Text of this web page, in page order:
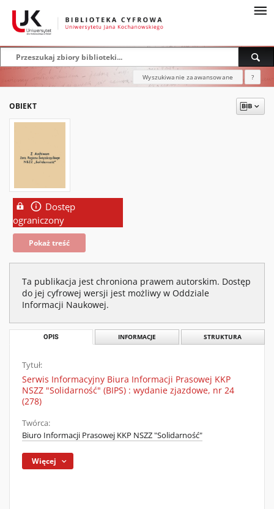
Wyszukiwanie zaawansowane ?
OBIEKT
Dostęp
ograniczony
Pokaż treść
Ta publikacja jest chroniona prawem autorskim. Dostęp
do jej cyfrowej wersji jest możliwy w Oddziale
Informacji Naukowej.
OPIS INFORMACJE STRUKTURA
Tytuł:
Serwis Informacyjny Biura Informacji Prasowej KKP
NSZZ "Solidarność" (BIPS) : wydanie zjazdowe, nr 24
(278)
Twórca:
Biuro Informacji Prasowej KKP NSZZ "Solidarność"
Więcej